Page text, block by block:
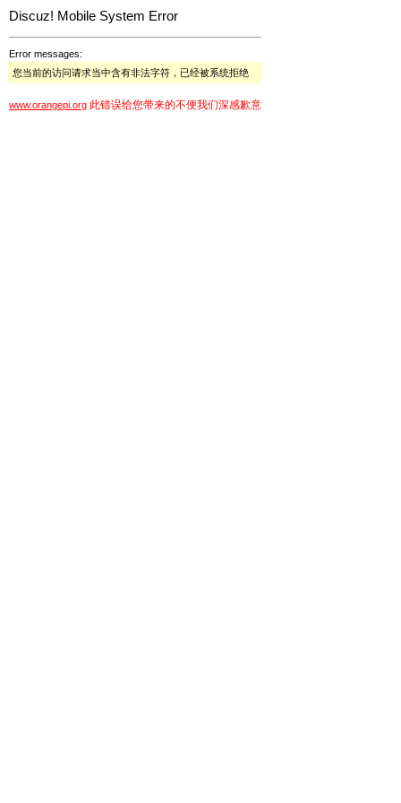
Discuz! Mobile System Error
Error messages:
您当前的访问请求当中含有非法字符，已经被系统拒绝
www.orangepi.org 此错误给您带来的不便我们深感歉意